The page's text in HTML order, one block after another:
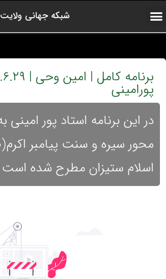
شبکه جهانی ولایت
پورامینی
در این برنامه استاد پور
محور سیره و سنت پیامبر
اسلام ستیزان مطرح شده